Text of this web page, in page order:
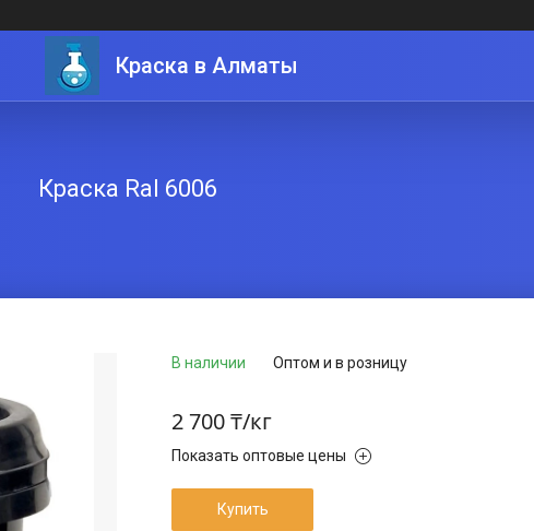
Краска в Алматы
Краска Ral 6006
В наличии Оптом и в розницу
2 700 ₸/кг
Показать оптовые цены
Купить